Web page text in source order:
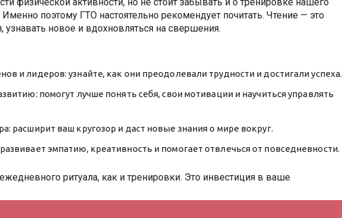
поэтому ГТО настоятельно рекомендует почитать. Чтение — это
узнавать новое и вдохновляться на свершения.
и лидеров: узнайте, как они преодолевали трудности и достигали успеха.
помогут лучше понять себя, свои мотивации и научиться управлять
расширит ваш кругозор и даст новые знания о мире вокруг.
эмпатию, креативность и помогает отвлечься от повседневности.
ритуала, как и тренировки. Это инвестиция в ваше